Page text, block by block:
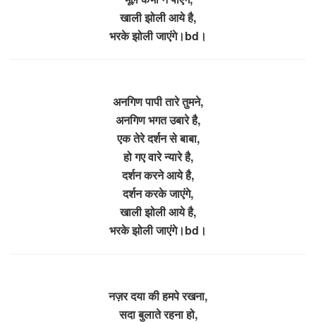
खाली झोली आये है,
भरके झोली जाएंगे।bd।
अनगिण पापी तारे तुमने,
अनगिण भगत उबारे है,
एक तेरे दर्शन से बाबा,
हो गए वारे न्यारे है,
दर्शन करने आये है,
दर्शन करके जाएंगे,
खाली झोली आये है,
भरके झोली जाएंगे।bd।
नज़र दया की हमपे रखना,
सदा बुलाते रहना हो,